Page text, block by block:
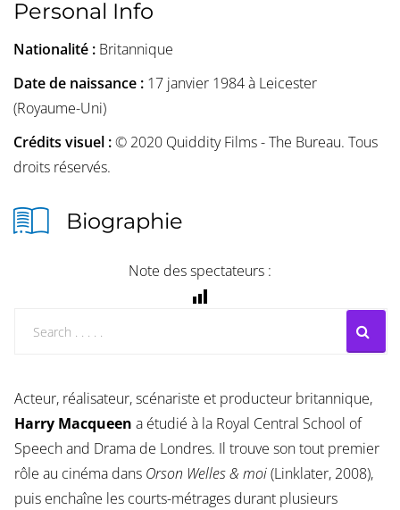
Personal Info
Nationalité : Britannique
Date de naissance : 17 janvier 1984 à Leicester
(Royaume-Uni)
Crédits visuel :© 2020 Quiddity Films - The Bureau. Tous
droits réservés.
Biographie
Note des spectateurs :
Acteur, réalisateur, scénariste et producteur britannique,
Harry Macqueen a étudié à la Royal Central School of
Speech and Drama de Londres. Il trouve son tout premier
rôle au cinéma dans Orson Welles & moi(Linklater, 2008),
puis enchaîne les courts-métrages durant plusieurs